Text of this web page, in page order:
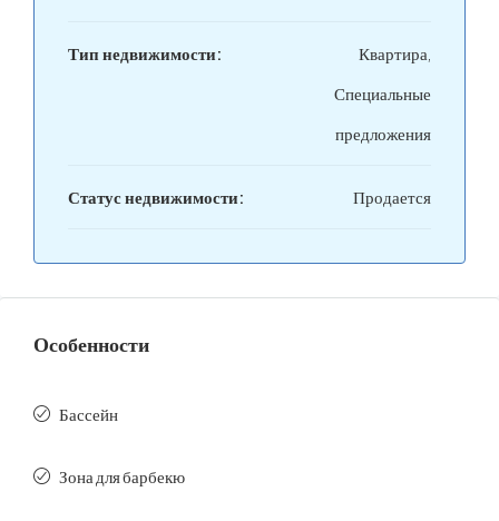
Тип недвижимости:
Квартира,
Специальные
предложения
Статус недвижимости: Продается
Особенности
Бассейн
Зона для барбекю